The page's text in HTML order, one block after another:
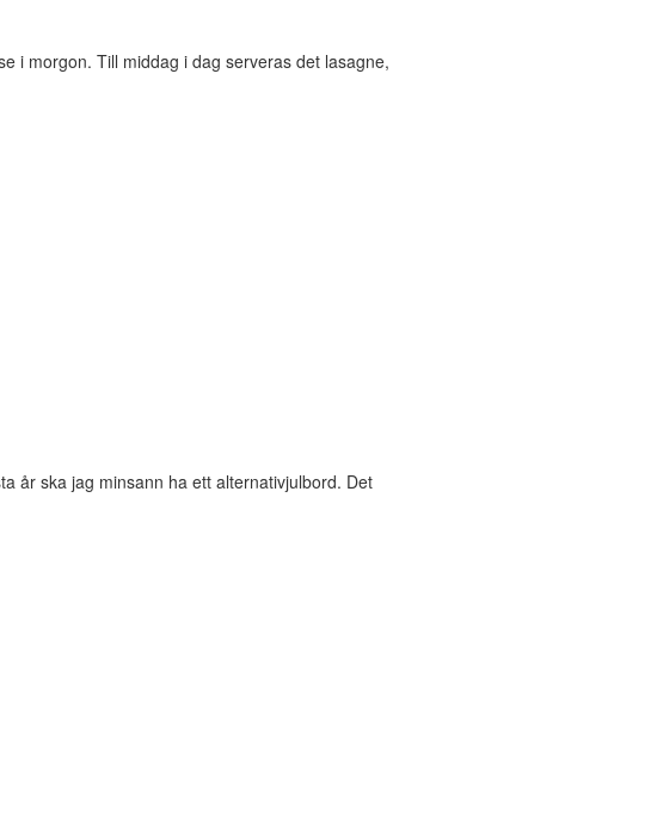
i morgon. Till middag i dag serveras det lasagne,
år ska jag minsann ha ett alternativjulbord. Det